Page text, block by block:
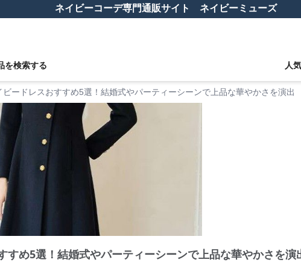
ネイビーコーデ専門通販サイト ネイビーミューズ
を検索する 人
ビードレスおすすめ5選！結婚式やパーティーシーンで上品な華やかさを演出
すめ5選！結婚式やパーティーシーンで上品な華やかさを演